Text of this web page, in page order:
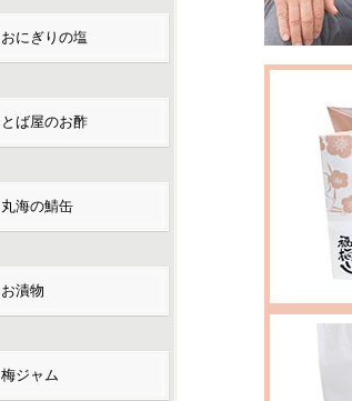
おにぎりの塩
とば屋のお酢
丸海の鯖缶
お漬物
梅ジャム